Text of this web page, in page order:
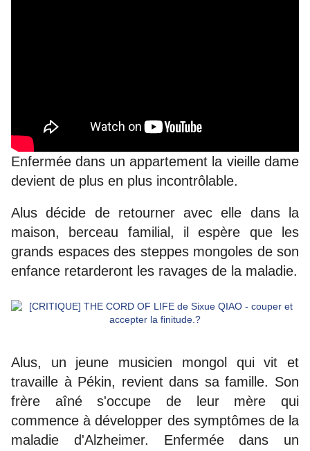
Enfermée dans un appartement la vieille dame
devient de plus en plus incontrôlable.
Alus décide de retourner avec elle dans la
maison, berceau familial, il espère que les
grands espaces des steppes mongoles de son
enfance retarderont les ravages de la maladie.
Alus, un jeune musicien mongol qui vit et
travaille à Pékin, revient dans sa famille. Son
frère aîné s'occupe de leur mère qui
commence à développer des symptômes de la
maladie d'Alzheimer. Enfermée dans un